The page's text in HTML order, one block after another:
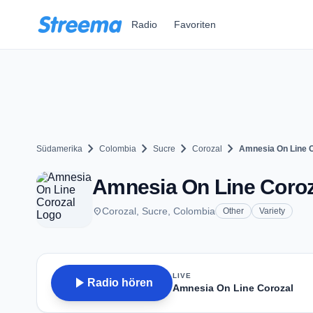
Radio Favoriten
Südamerika chevron_right Colombia chevron_right Sucre chevron_right Corozal chevron_right Amnesia On Line
Amnesia On Line
placeCorozal, Sucre, Colombia Other Variety
play_arrow Radio hören
LIVE
Amnesia On Line Corozal